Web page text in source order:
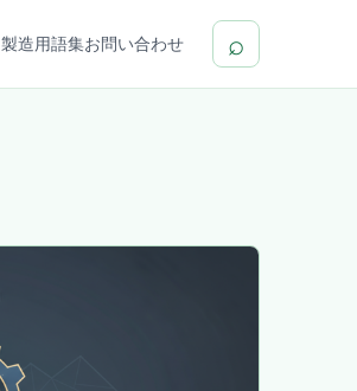
製造用語集お問い合わせ ⌕